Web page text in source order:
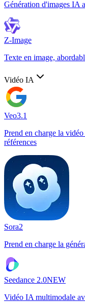
Génération d'images IA
Z-Image
Texte en image,
Vidéo IA
Veo3.1
Prend en charge la
références
Sora2
Prend en charge la
Seedance 2.0NEW
Vidéo IA multimodale